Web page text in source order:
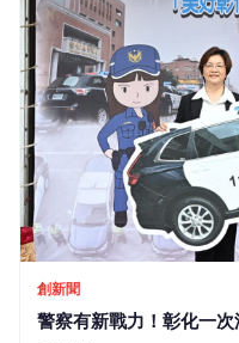
創新聞
警察有新戰力！彰化一